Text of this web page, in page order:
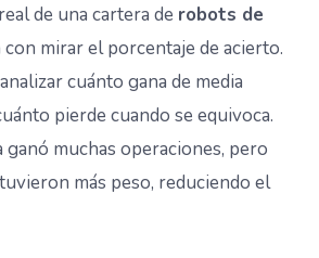
de una cartera de robots de
con mirar el porcentaje de acierto.
cuánto gana de media
pierde cuando se equivoca.
ganó muchas operaciones, pero
más peso, reduciendo el